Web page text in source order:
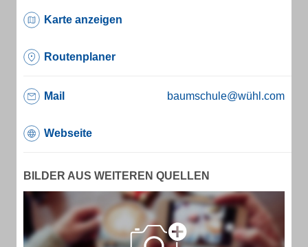
Karte anzeigen
Routenplaner
Mail baumschule@wühl.com
Webseite
BILDER AUS WEITEREN QUELLEN